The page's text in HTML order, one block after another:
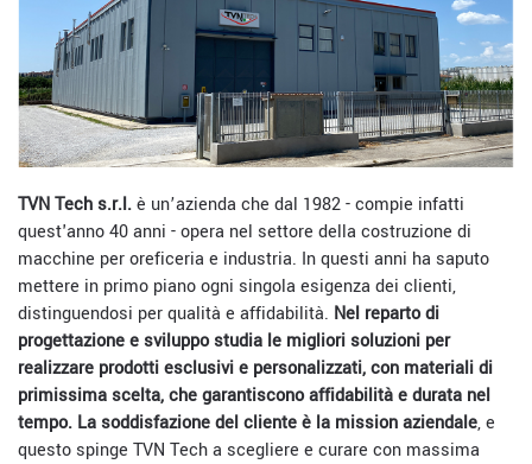
TVN Tech s.r.l.è un’azienda che dal 1982 - compie infatti
quest'anno 40 anni - opera nel settore della costruzione di
macchine per oreficeria e industria. In questi anni ha saputo
mettere in primo piano ogni singola esigenza dei clienti,
distinguendosi per qualità e affidabilità. Nel reparto di
progettazione e sviluppo studia le migliori soluzioni per
realizzare prodotti esclusivi e personalizzati, con materiali di
primissima scelta, che garantiscono affidabilità e durata nel
tempo. La soddisfazione del cliente è la mission aziendale, e
questo spinge TVN Tech a scegliere e curare con massima